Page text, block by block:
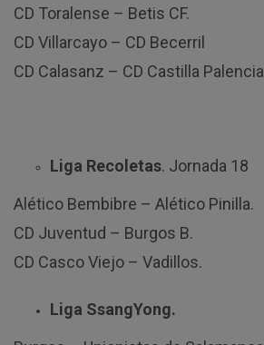
CD Toralense – Betis CF.
CD Villarcayo – CD Becerril
CD Calasanz – CD Castilla Palencia
Liga Recoletas. Jornada 18
Alético Bembibre – Alético Pinilla.
CD Juventud – Burgos B.
CD Casco Viejo – Vadillos.
Liga SsangYong.